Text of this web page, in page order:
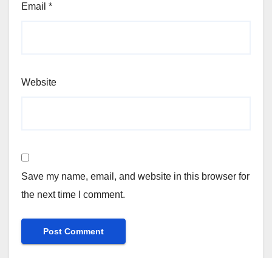
Email *
Website
Save my name, email, and website in this browser for
the next time I comment.